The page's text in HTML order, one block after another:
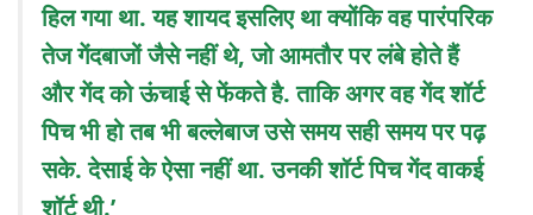
हिल गया था. यह शायद इसलिए था क्योंकि वह पारंपरिक
तेज गेंदबाजों जैसे नहीं थे, जो आमतौर पर लंबे होते हैं
और गेंद को ऊंचाई से फेंकते है. ताकि अगर वह गेंद शॉर्ट
पिच भी हो तब भी बल्लेबाज उसे समय सही समय पर पढ़
सके. देसाई के ऐसा नहीं था. उनकी शॉर्ट पिच गेंद वाकई
शॉर्ट थी.’